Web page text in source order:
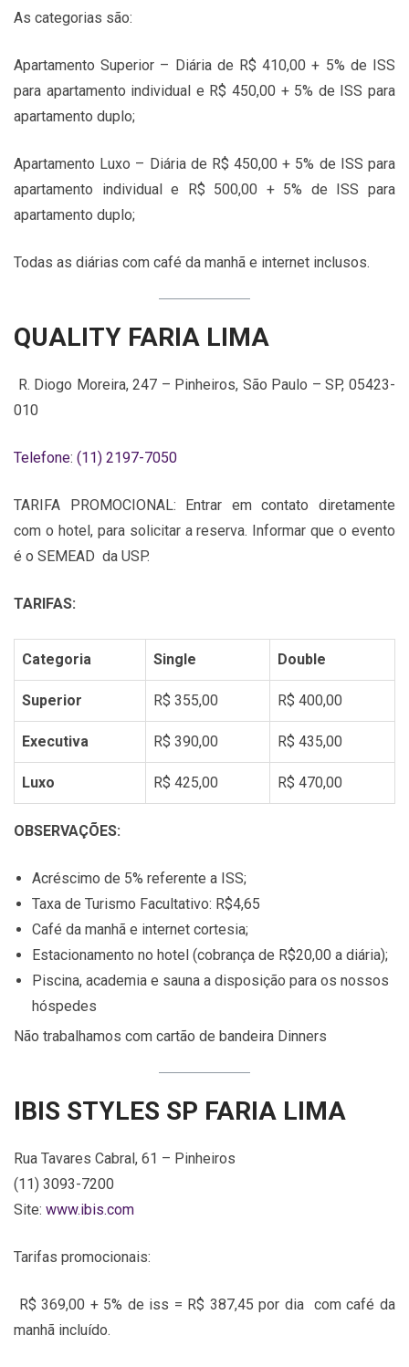
As categorias são:
Apartamento Superior – Diária de R$ 410,00 + 5% de ISS
para apartamento individual e R$ 450,00 + 5% de ISS para
apartamento duplo;
Apartamento Luxo – Diária de R$ 450,00 + 5% de ISS para
apartamento individual e R$ 500,00 + 5% de ISS para
apartamento duplo;
Todas as diárias com café da manhã e internet inclusos.
QUALITY FARIA LIMA
R. Diogo Moreira, 247 – Pinheiros, São Paulo – SP, 05423-
010
Telefone: (11) 2197-7050
TARIFA PROMOCIONAL: Entrar em contato diretamente
com o hotel, para solicitar a reserva. Informar que o evento
é o SEMEAD da USP.
TARIFAS:
Categoria Single Double
Superior R$ 355,00 R$ 400,00
Executiva R$ 390,00 R$ 435,00
Luxo R$ 425,00 R$ 470,00
OBSERVAÇÕES:
Acréscimo de 5% referente a ISS;
Taxa de Turismo Facultativo: R$4,65
Café da manhã e internet cortesia;
Estacionamento no hotel (cobrança de R$20,00 a diária);
Piscina, academia e sauna a disposição para os nossos
hóspedes
Não trabalhamos com cartão de bandeira Dinners
IBIS STYLES SP FARIA LIMA
Rua Tavares Cabral, 61 – Pinheiros
(11) 3093-7200
Site: www.ibis.com
Tarifas promocionais:
R$ 369,00 + 5% de iss = R$ 387,45 por dia com café da
manhã incluído.